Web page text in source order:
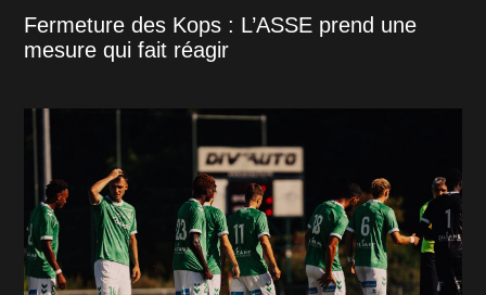
Fermeture des Kops : L’ASSE prend une
mesure qui fait réagir